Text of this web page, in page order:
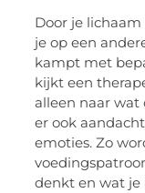
Door je
je op een
kampt met
kijkt een
alleen naar
er ook
emoties. Zo
denkt en wat